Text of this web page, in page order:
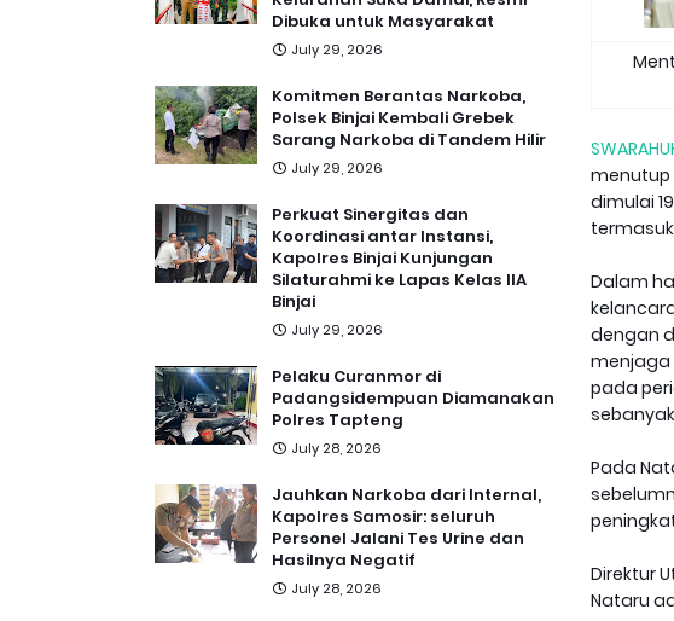
menutup
dimulai
Dalam
dengan
menjaga
pada
Pada
Direktur
Nataru
Dibuka untuk Masyarakat
July 29, 2026
Komitmen Berantas Narkoba,
Polsek Binjai Kembali Grebek
Sarang Narkoba di Tandem Hilir
July 29, 2026
Perkuat Sinergitas dan
Koordinasi antar Instansi,
Kapolres Binjai Kunjungan
Silaturahmi ke Lapas Kelas IIA
Binjai
July 29, 2026
Pelaku Curanmor di
Padangsidempuan Diamanakan
Polres Tapteng
July 28, 2026
Jauhkan Narkoba dari Internal,
Kapolres Samosir: seluruh
Personel Jalani Tes Urine dan
Hasilnya Negatif
July 28, 2026